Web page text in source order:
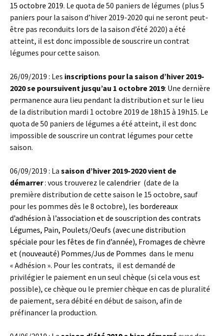
15 octobre 2019. Le quota de 50 paniers de légumes (plus 5
paniers pour la saison d’hiver 2019-2020 qui ne seront peut-
être pas reconduits lors de la saison d’été 2020) a été
atteint, il est donc impossible de souscrire un contrat
légumes pour cette saison.
26/09/2019 : Les inscriptions pour la saison d’hiver 2019-
2020 se poursuivent jusqu’au 1 octobre 2019: Une dernière
permanence aura lieu pendant la distribution et sur le lieu
de la distribution mardi 1 octobre 2019 de 18h15 à 19h15. Le
quota de 50 paniers de légumes a été atteint, il est donc
impossible de souscrire un contrat légumes pour cette
saison.
06/09/2019 : La saison d’hiver 2019-2020 vient de
démarrer: vous trouverez le calendrier (date de la
première distribution de cette saison le 15 octobre, sauf
pour les pommes dès le 8 octobre), les bordereaux
d’adhésion à l’association et de souscription des contrats
Légumes, Pain, Poulets/Oeufs (avec une distribution
spéciale pour les fêtes de fin d’année), Fromages de chèvre
et (nouveauté) Pommes/Jus de Pommes dans le menu
« Adhésion ». Pour les contrats, il est demandé de
privilégier le paiement en un seul chèque (si cela vous est
possible), ce chèque ou le premier chèque en cas de pluralité
de paiement, sera débité en début de saison, afin de
préfinancer la production.